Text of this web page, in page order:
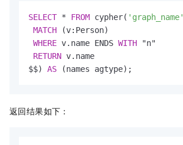
SELECT * FROM cypher( 'graph_name'
MATCH (v:Person)
WHERE v.name ENDS WITH "n"
RETURN v.name
$$) AS (names agtype);
返回结果如下：